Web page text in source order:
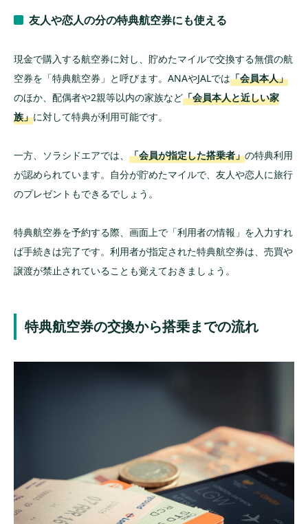
友人や恋人の分の特典航空券にも使える
現金で購入する航空券に対し、貯めたマイルで交換する無償の航
空券を「特典航空券」と呼びます。ANAやJALでは「会員本人」
のほか、配偶者や2親等以内の家族など「会員本人と近しい家
族」に対して特典が利用可能です。
一方、ソラシドエアでは、 「会員が指定した搭乗者」の特典利用
が認められています。自分が貯めたマイルで、友人や恋人に旅行
のプレゼントもできるでしょう。
特典航空券を予約する際、画面上で「利用者の情報」を入力すれ
ば手続きは完了です。利用者が指定された特典航空券は、売買や
譲渡が禁止されていることも覚えておきましょう。
特典航空券の交換から搭乗までの流れ